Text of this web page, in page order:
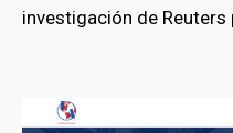
investigación de Reuters